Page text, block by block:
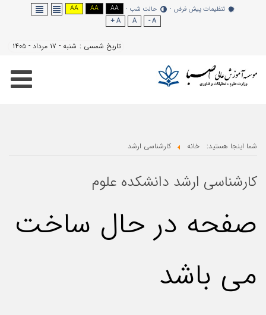
تنظیمات پیش فرض حالت شب AA
AA
AA
شنبه - ۱۷ مرداد - ۱۴۰۵
خانه کارشناسی ارشد
ارشد دانشکده علوم
در حال ساخت